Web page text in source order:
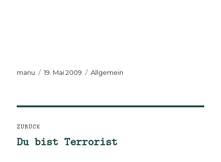
Autor
manu
Veröffentlicht
19. Mai 2009 Kategorien
Allgemein
ZURÜCK
Vorheriger
Du bist Terrorist